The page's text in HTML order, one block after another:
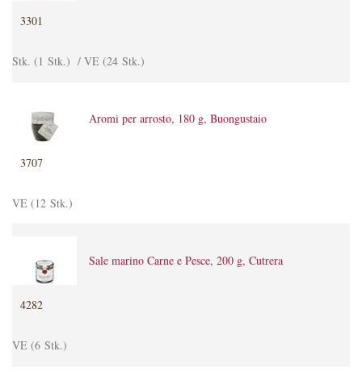
3301
Stk. (1 Stk.) / VE (24 Stk.)
Aromi per arrosto, 180 g, Buongustaio
3707
VE (12 Stk.)
Sale marino Carne e Pesce, 200 g, Cutrera
4282
VE (6 Stk.)